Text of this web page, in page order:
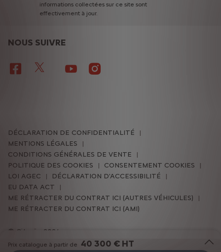
Prix catalogue à partir de 40 300 € HT
informations collectées sur ce site sont
effectivement à jour.
NOUS SUIVRE
Citroën 2026
DÉCLARATION DE CONFIDENTIALITÉ
MENTIONS LÉGALES
CONDITIONS GÉNÉRALES DE VENTE
POLITIQUE DES COOKIES
CONSENTEMENT COOKIES
LOI AGEC
DÉCLARATION D'ACCESSIBILITÉ
EU DATA ACT
ME RÉTRACTER DU CONTRAT ICI (AUTRES VÉHICULES)
ME RÉTRACTER DU CONTRAT ICI (AMI)
Pour les trajets courts, privilégiez la marche ou le